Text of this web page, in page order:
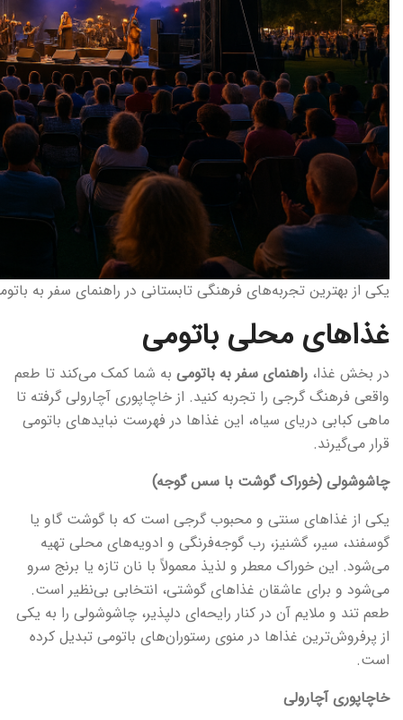
یکی از بهترین تجربه‌های فرهنگی تابستانی در راهنمای سفر به
غذاهای محلی باتومی
در بخش غذا، راهنمای سفر به باتومی به شما کمک می‌کند تا طعم
واقعی فرهنگ گرجی را تجربه کنید. از خاچاپوری آچارولی گرفته تا
ماهی کبابی دریای سیاه، این غذاها در فهرست نبایدهای باتومی
قرار می‌گیرند.
چاشوشولی (خوراک گوشت با سس گوجه)
یکی از غذاهای سنتی و محبوب گرجی است که با گوشت گاو یا
گوسفند، سیر، گشنیز، رب گوجه‌فرنگی و ادویه‌های محلی تهیه
می‌شود. این خوراک معطر و لذیذ معمولاً با نان تازه یا برنج سرو
می‌شود و برای عاشقان غذاهای گوشتی، انتخابی بی‌نظیر است.
طعم تند و ملایم آن در کنار رایحه‌ای دلپذیر، چاشوشولی را به یکی
از پرفروش‌ترین غذاها در منوی رستوران‌های باتومی تبدیل کرده
است.
خاچاپوری آچارولی